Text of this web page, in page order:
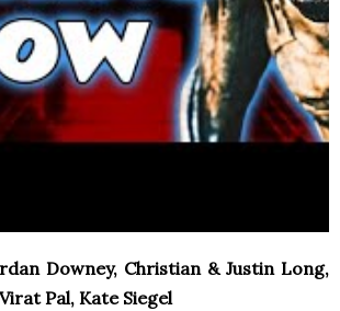
Downey, Christian & Justin Long,
Pal, Kate Siegel